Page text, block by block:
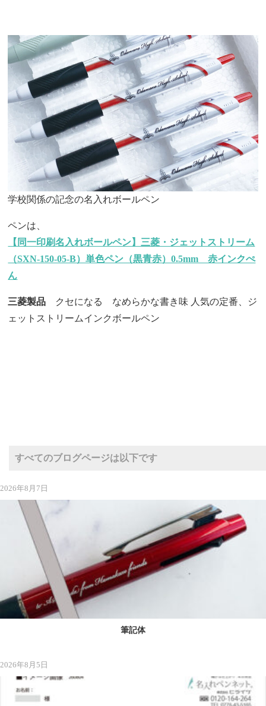
学校関係の記念の名入れボールペン
ペンは、
【同一印刷名入れボールペン】三菱・ジェットストリーム
（SXN-150-05-B）単色ペン（黒青赤）0.5mm 赤インクぺ
ん
三菱製品 クセになる なめらかな書き味 人気の定番、ジ
ェットストリームインクボールペン
すべてのブログページは以下です
筆記体
2026年8月7日
2026年8月5日